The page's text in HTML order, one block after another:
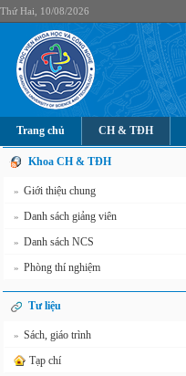
Thứ Hai, 10/08/2026
Trang chủ CH & TĐH
Khoa CH & TĐH
» Giới thiệu chung
» Danh sách giảng viên
» Danh sách NCS
» Phòng thí nghiệm
Tư liệu
» Sách, giáo trình
Tạp chí